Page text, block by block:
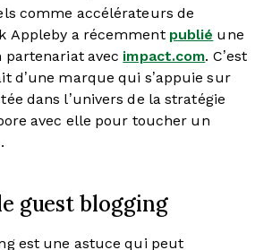
comme accélérateurs de
Appleby a récemment publié une
partenariat avec impact.com. C’est
d’une marque qui s’appuie sur
dans l’univers de la stratégie
avec elle pour toucher un
guest blogging
est une astuce qui peut